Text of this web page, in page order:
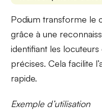
Podium transforme le
grâce à une
identifiant les
précises. Celafacilite
rapide.
Exemple d’utilisation